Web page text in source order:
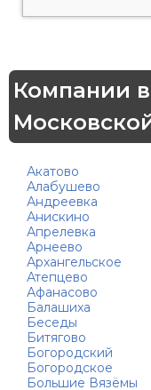
Компании
Акатово
Алабушево
Андреевка
Анискино
Апрелевка
Арнеево
Архангельское
Атепцево
Афанасово
Балашиха
Беседы
Битягово
Богородский
Богородское
Большие Вязёмы